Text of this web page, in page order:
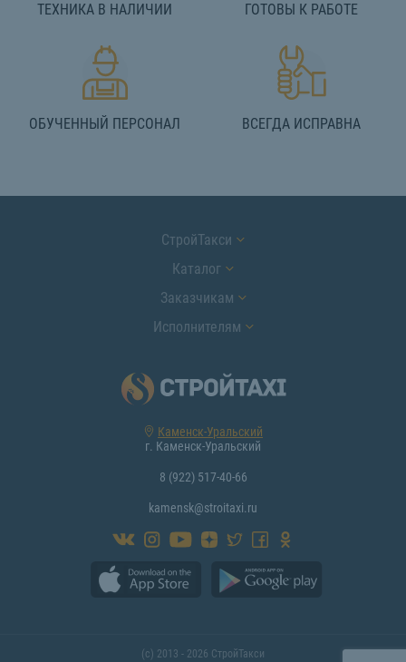
ТЕХНИКА В НАЛИЧИИ ГОТОВЫ К РАБОТЕ
ОБУЧЕННЫЙ ПЕРСОНАЛ ВСЕГДА ИСПРАВНА
СтройТакси
Каталог
Заказчикам
Исполнителям
Каменск-Уральский
г. Каменск-Уральский
8 (922) 517-40-66
kamensk@stroitaxi.ru
(с) 2013 - 2026 СтройТакси